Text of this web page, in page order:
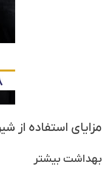
مزایای استفاده از
بهداشت بیشتر